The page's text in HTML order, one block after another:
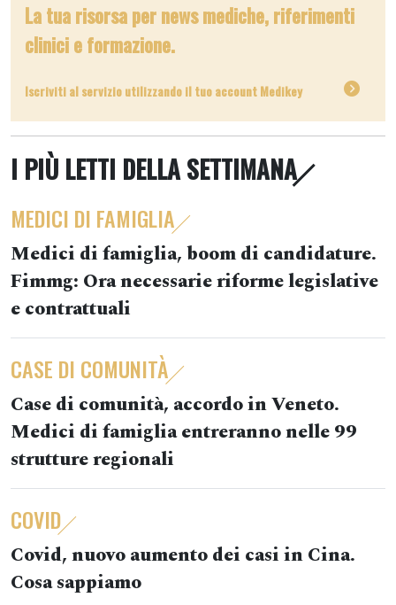
La tua risorsa per news mediche, riferimenti
clinici e formazione.
Iscriviti al servizio utilizzando il tuo account Medikey
I PIÙ LETTI DELLA SETTIMANA
MEDICI DI FAMIGLIA
Medici di famiglia, boom di candidature.
Fimmg: Ora necessarie riforme legislative
e contrattuali
CASE DI COMUNITÀ
Case di comunità, accordo in Veneto.
Medici di famiglia entreranno nelle 99
strutture regionali
COVID
Covid, nuovo aumento dei casi in Cina.
Cosa sappiamo